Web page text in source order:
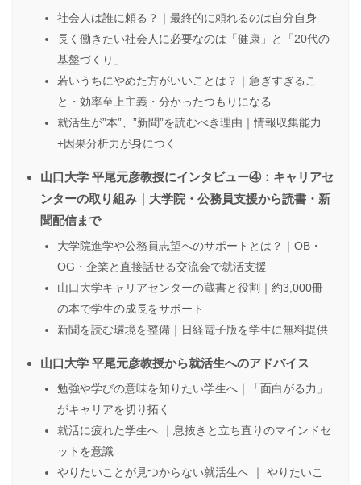
社会人は誰に頼る？｜最終的に頼れるのは自分自身
長く働きたい社会人に必要なのは「健康」と「20代の
基盤づくり」
若いうちにやめた方がいいことは？｜急ぎすぎるこ
と・効率至上主義・分かったつもりになる
就活生が”本”、”新聞”を読むべき理由｜情報収集能力
+因果分析力が身につく
山口大学 平尾元彦教授にインタビュー④：キャリアセ
ンターの取り組み｜大学院・公務員支援から読書・新
聞配信まで
大学院進学や公務員志望へのサポートとは？｜OB・
OG・企業と直接話せる交流会で就活支援
山口大学キャリアセンターの蔵書と役割｜約3,000冊
の本で学生の成長をサポート
新聞を読む環境を整備｜日経電子版を学生に無料提供
山口大学 平尾元彦教授から就活生へのアドバイス
勉強や学びの意味を知りたい学生へ｜「面白がる力」
がキャリアを切り拓く
就活に疲れた学生へ ｜息抜きと立ち直りのマインドセ
ットを意識
やりたいことが見つからない就活生へ ｜ やりたいこ